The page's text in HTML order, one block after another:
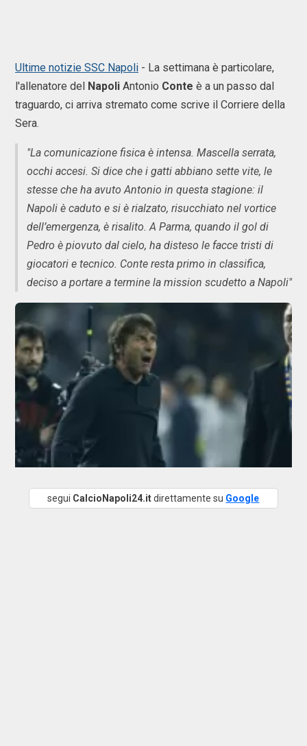
Ultime notizie SSC Napoli - La settimana è particolare,
l'allenatore del Napoli Antonio Conte è a un passo dal
traguardo, ci arriva stremato come scrive il Corriere della
Sera.
"La comunicazione fisica è intensa. Mascella serrata,
occhi accesi. Si dice che i gatti abbiano sette vite, le
stesse che ha avuto Antonio in questa stagione: il
Napoli è caduto e si è rialzato, risucchiato nel vortice
dell’emergenza, è risalito. A Parma, quando il gol di
Pedro è piovuto dal cielo, ha disteso le facce tristi di
giocatori e tecnico. Conte resta primo in classifica,
deciso a portare a termine la mission scudetto a Napoli"
segui CalcioNapoli24.itdirettamente su Google